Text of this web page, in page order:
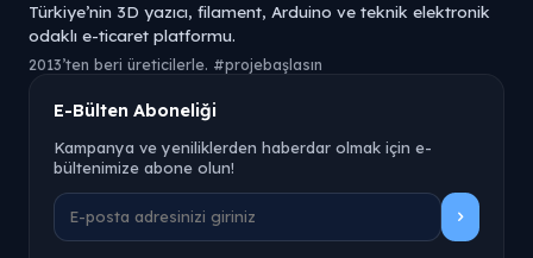
Türkiye’nin 3D yazıcı, filament, Arduino ve teknik elektronik
odaklı e-ticaret platformu.
2013’ten beri üreticilerle. #projebaşlasın
E-Bülten Aboneliği
Kampanya ve yeniliklerden haberdar olmak için e-
bültenimize abone olun!